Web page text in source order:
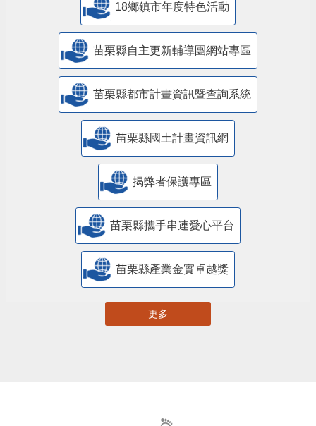
18鄉鎮市年度特色活動
苗栗縣自主更新輔導團網站專區
苗栗縣都市計畫資訊暨查詢系統
苗栗縣國土計畫資訊網
揭弊者保護專區
苗栗縣攜手串連愛心平台
苗栗縣產業金實卓越獎
更多